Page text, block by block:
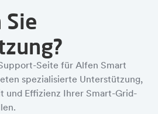
Sie
Seite für Alfen Smart
spezialisierte Unterstützung,
und Effizienz Ihrer Smart-Grid-